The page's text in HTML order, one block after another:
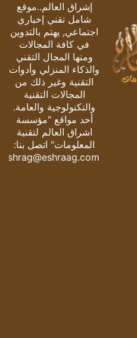
إشراق العالم..موقع
شامل تقني إخباري
اجتماعي, يهتم بالتدوين
في كافة المجالات
ومنها المجال التقني
والذكاء المنزلي وأدوات
التقنية وغير ذلك من
المجالات التقنية
والتكنولوجية والعامة.
أحد مواقع "مؤسسة
اشراق العالم لتقنية
المعلومات" اتصل بنا:
eshrag@eshraag.com